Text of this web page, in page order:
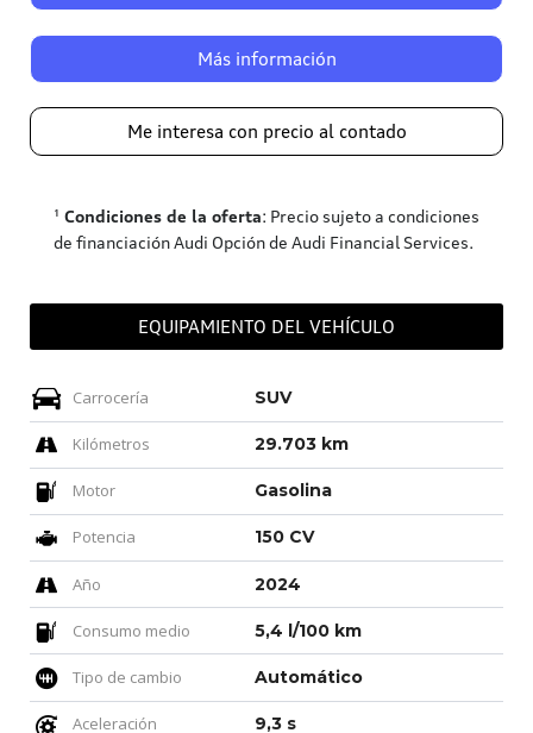
Más información
Me interesa con precio al contado
¹ Condiciones de la oferta: Precio sujeto a condiciones
de financiación Audi Opción de Audi Financial Services.
EQUIPAMIENTO DEL VEHÍCULO
Carrocería SUV
Kilómetros 29.703 km
Motor Gasolina
Potencia 150 CV
Año 2024
Consumo medio 5,4 l/100 km
Tipo de cambio Automático
Aceleración 9,3 s